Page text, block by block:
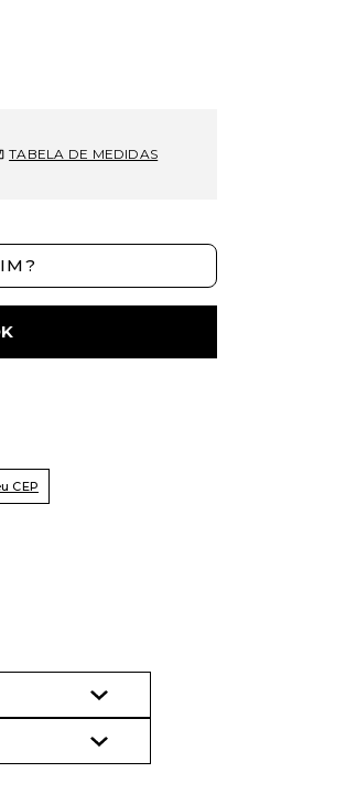
TABELA DE MEDIDAS
CEP